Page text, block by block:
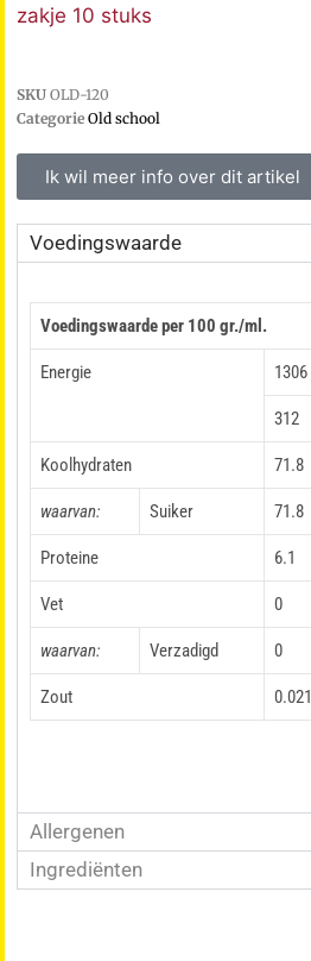
zakje 10 stuks
SKU OLD-120
Categorie Old school
Ik wil meer info over dit artikel
Voedingswaarde
Voedingswaarde per 100 gr./ml.
Energie 1306
312
Koolhydraten 71.8
waarvan: Suiker 71.8
Proteine 6.1
Vet 0
waarvan: Verzadigd 0
Zout 0.021
Allergenen
Ingrediënten